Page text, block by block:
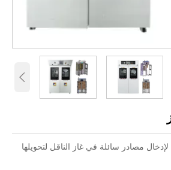

مصادر سائلة في غاز الناقل لتحويلها